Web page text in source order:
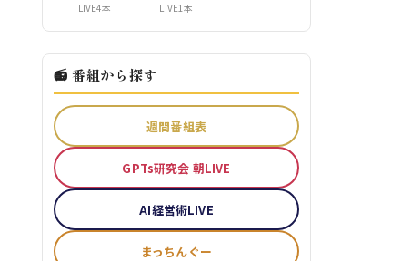
LIVE4本 LIVE1本
📻 番組から探す
週間番組表
GPTs研究会 朝LIVE
AI経営術LIVE
まっちんぐー